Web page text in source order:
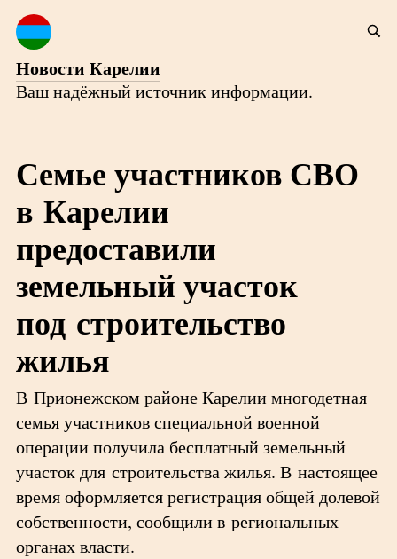
Новости Карелии
Ваш надёжный источник информации.
Семье участников СВО
в Карелии
предоставили
земельный участок
под строительство
жилья
В Прионежском районе Карелии многодетная
семья участников специальной военной
операции получила бесплатный земельный
участок для строительства жилья. В настоящее
время оформляется регистрация общей долевой
собственности, сообщили в региональных
органах власти.